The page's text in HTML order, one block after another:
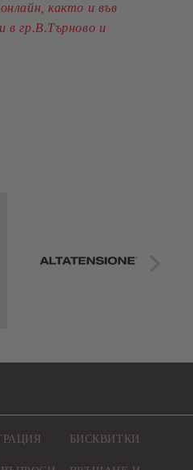
както и във
в гр.В.Търново и
БИСКВИТКИ